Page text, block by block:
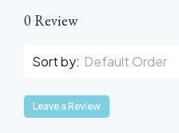
0 Review
Sort by: Default Order
Leave a Review